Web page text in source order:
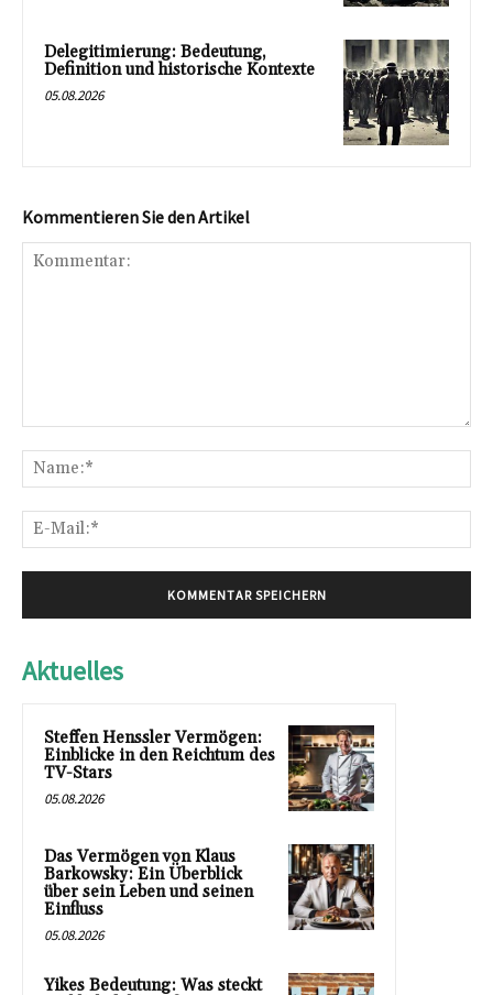
Delegitimierung: Bedeutung,
Definition und historische Kontexte
05.08.2026
Kommentieren Sie den Artikel
Aktuelles
Steffen Henssler Vermögen:
Einblicke in den Reichtum des
TV-Stars
05.08.2026
Das Vermögen von Klaus
Barkowsky: Ein Überblick
über sein Leben und seinen
Einfluss
05.08.2026
Yikes Bedeutung: Was steckt